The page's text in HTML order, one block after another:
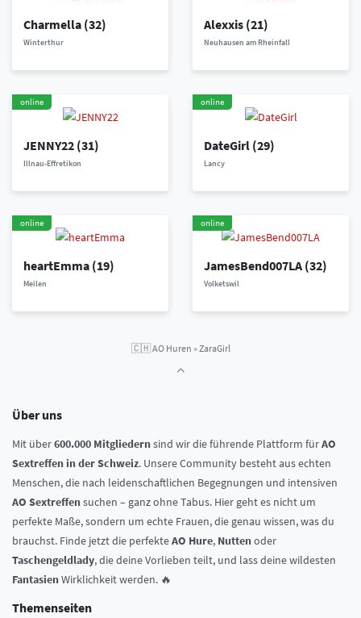
Charmella (32)
Winterthur
Alexxis (21)
Neuhausen am Rheinfall
online
JENNY22 (31)
Illnau-Effretikon
online
DateGirl (29)
Lancy
online
heartEmma (19)
Meilen
online
JamesBend007LA (32)
Volketswil
🇨🇭AO Huren »ZaraGirl
Über uns
Mit über600.000 Mitgliedernsind wir die führende Plattform fürAO
Sextreffen in der Schweiz. Unsere Community besteht aus echten
Menschen, die nach leidenschaftlichen Begegnungen und intensiven
AO Sextreffensuchen – ganz ohne Tabus. Hier geht es nicht um
perfekte Maße, sondern um echte Frauen, die genau wissen, was du
brauchst. Finde jetzt die perfekteAO Hure, Nuttenoder
Taschengeldlady, die deine Vorlieben teilt, und lass deine wildesten
FantasienWirklichkeit werden. 🔥
Themenseiten